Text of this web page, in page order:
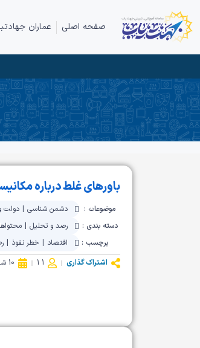
صفحه اصلی عماران
باورهای غلط درباره
موضوعات : دشمن شناسی| دولت
دسته بندی :
رصد و تحلیل|
برچسب :
اقتصاد | خطر نفوذ |
اشتراک گذاری
1 1 10 شهریور 1404